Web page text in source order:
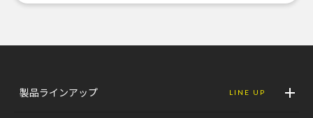
製品ラインアップ LINE UP